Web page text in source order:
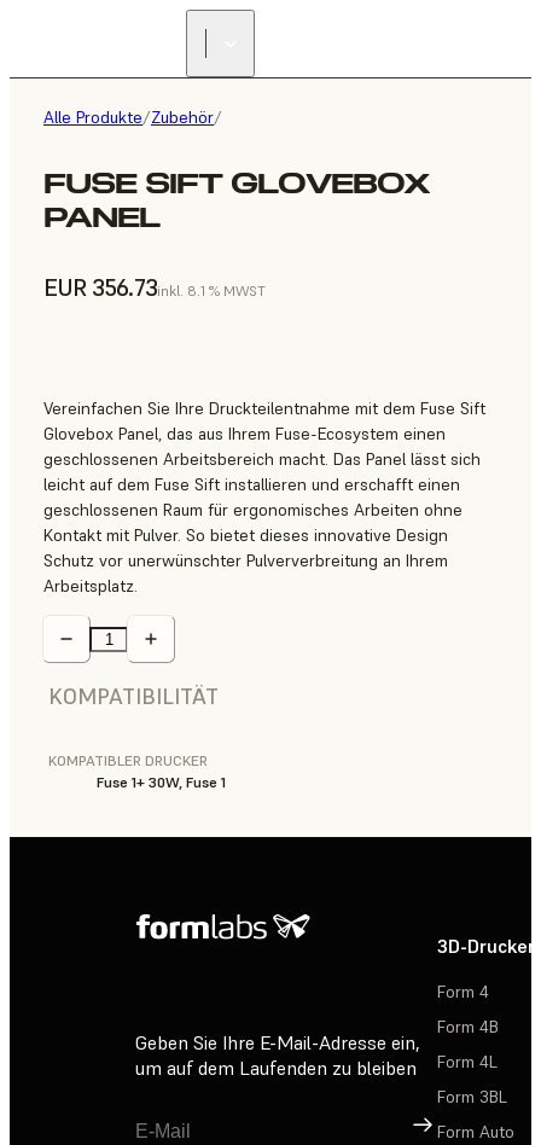
Alle Produkte/Zubehör/
FUSE SIFT GLOVEBOX
PANEL
EUR 356.73inkl. 8.1 % MWST
Vereinfachen Sie Ihre Druckteilentnahme mit dem Fuse Sift
Glovebox Panel, das aus Ihrem Fuse-Ecosystem einen
geschlossenen Arbeitsbereich macht. Das Panel lässt sich
leicht auf dem Fuse Sift installieren und erschafft einen
geschlossenen Raum für ergonomisches Arbeiten ohne
Kontakt mit Pulver. So bietet dieses innovative Design
Schutz vor unerwünschter Pulververbreitung an Ihrem
Arbeitsplatz.
KOMPATIBILITÄT
KOMPATIBLER DRUCKER
Fuse 1+ 30W, Fuse 1
Geben Sie Ihre E-Mail-Adresse ein,
um auf dem Laufenden zu bleiben
Registrieren
3D-Drucker
Form 4
Form 4B
Form 4L
Form 3BL
Form Auto